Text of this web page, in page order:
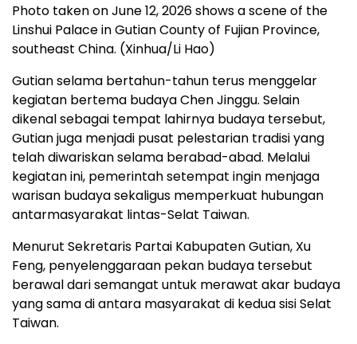
Photo taken on June 12, 2026 shows a scene of the
Linshui Palace in Gutian County of Fujian Province,
southeast China. (Xinhua/Li Hao)
Gutian selama bertahun-tahun terus menggelar
kegiatan bertema budaya Chen Jinggu. Selain
dikenal sebagai tempat lahirnya budaya tersebut,
Gutian juga menjadi pusat pelestarian tradisi yang
telah diwariskan selama berabad-abad. Melalui
kegiatan ini, pemerintah setempat ingin menjaga
warisan budaya sekaligus memperkuat hubungan
antarmasyarakat lintas-Selat Taiwan.
Menurut Sekretaris Partai Kabupaten Gutian, Xu
Feng, penyelenggaraan pekan budaya tersebut
berawal dari semangat untuk merawat akar budaya
yang sama di antara masyarakat di kedua sisi Selat
Taiwan.